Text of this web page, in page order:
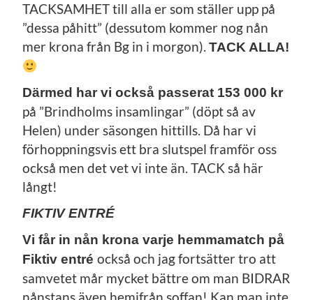
TACKSAMHET till alla er som ställer upp på
”dessa påhitt” (dessutom kommer nog nån
mer krona från Bg in i morgon). TACK ALLA!
Därmed har vi också passerat 153 000 kr
på ”Brindholms insamlingar” (döpt så av
Helen) under säsongen hittills. Då har vi
förhoppningsvis ett bra slutspel framför oss
också men det vet vi inte än. TACK så här
långt!
FIKTIV ENTRÉ
Vi får in nån krona varje hemmamatch på
Fiktiv entré också och jag fortsätter tro att
samvetet mår mycket bättre om man BIDRAR